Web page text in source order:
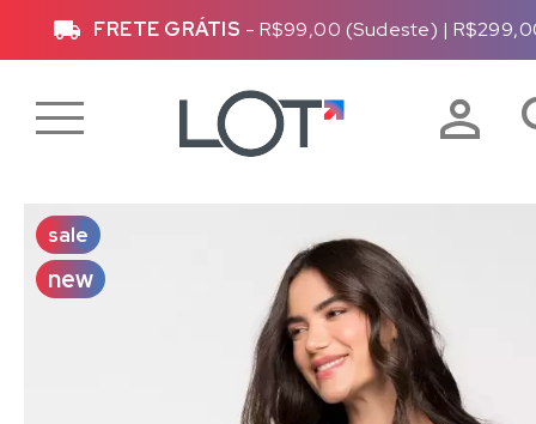
FRETE GRÁTIS - R$99,00 (Sudeste) |
sale
new